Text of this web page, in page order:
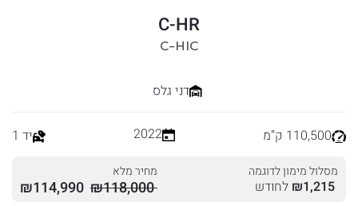
C-HR
C-HIC
דני גלס
110,500 ק”מ 2022 יד 1
מסלול מימון לדוגמה
1,215
₪ לחודש
מחיר מלא
118,000
₪
114,990
₪